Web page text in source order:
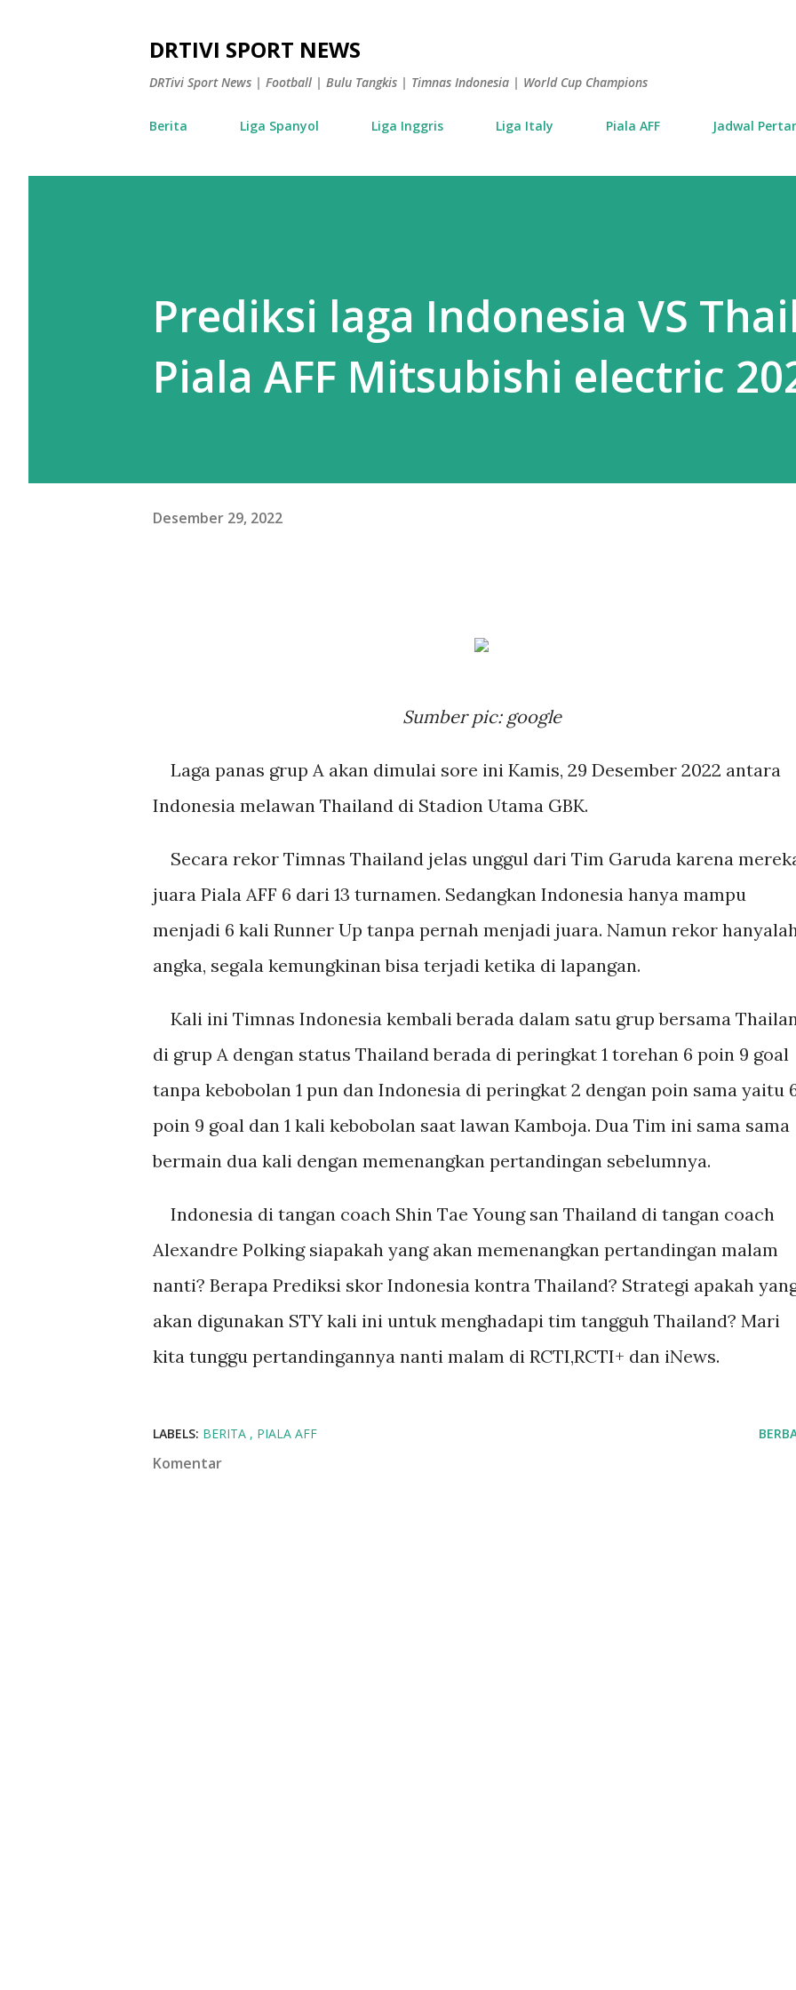
DRTIVI SPORT NEWS
DRTivi Sport News | Football | Bulu Tangkis | Timnas Indonesia | World Cup Champions
Berita Liga Spanyol Liga Inggris Liga Italy Piala AFF Jadwal
Prediksi laga Indonesia VS
Piala AFF Mitsubishi electric
Desember 29, 2022
Sumber pic: google
Laga panas grup A akan dimulai sore ini Kamis, 29 Desember 2022 antara
Indonesia melawan Thailand di Stadion Utama GBK.
Secara rekor Timnas Thailand jelas unggul dari Tim Garuda karena
juara Piala AFF 6 dari 13 turnamen. Sedangkan Indonesia hanya mampu
menjadi 6 kali Runner Up tanpa pernah menjadi juara. Namun rekor
angka, segala kemungkinan bisa terjadi ketika di lapangan.
Kali ini Timnas Indonesia kembali berada dalam satu grup bersama
di grup A dengan status Thailand berada di peringkat 1 torehan 6 poin 9 goal
tanpa kebobolan 1 pun dan Indonesia di peringkat 2 dengan poin sama yaitu
poin 9 goal dan 1 kali kebobolan saat lawan Kamboja. Dua Tim ini sama sama
bermain dua kali dengan memenangkan pertandingan sebelumnya.
Indonesia di tangan coach Shin Tae Young san Thailand di tangan coach
Alexandre Polking siapakah yang akan memenangkan pertandingan malam
nanti? Berapa Prediksi skor Indonesia kontra Thailand? Strategi apakah
akan digunakan STY kali ini untuk menghadapi tim tangguh Thailand? Mari
kita tunggu pertandingannya nanti malam di RCTI,RCTI+ dan iNews.
LABELS: BERITA PIALA AFF
Komentar